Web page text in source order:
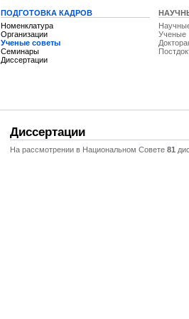
ПОДГОТОВКА КАДРОВ
Номенклатура
Организации
Ученые советы
Семинары
Диссертации
Ученые
Диссертации
На рассмотрении в Национальном Совете 81